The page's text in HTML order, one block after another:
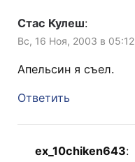
Стас Кулеш:
Вс, 16 Ноя, 2003 в 05:12
Апельсин я съел.
Ответить
ex_10chiken643: